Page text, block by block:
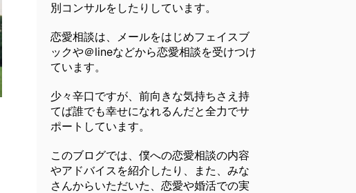
別コンサルをしたりしています。
恋愛相談は、メールをはじめフェイスブ
ックや＠lineなどから恋愛相談を受けつけ
ています。
少々辛口ですが、前向きな気持ちさえ持
てば誰でも幸せになれるんだと全力でサ
ポートしています。
このブログでは、僕への恋愛相談の内容
やアドバイスを紹介したり、また、みな
さんからいただいた、恋愛や婚活での実